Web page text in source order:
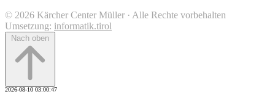
© 2026 Kärcher Center Müller · Alle Rechte vorbehalten
Umsetzung: informatik.tirol
Nach oben
2026-08-10 03:00:47